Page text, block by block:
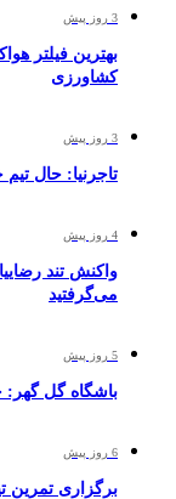
3 روز پیش
بهترین فیلتر
کشاورزی
3 روز پیش
تاجرنیا: حال
4 روز پیش
واکنش تند
می‌گرفتید
5 روز پیش
باشگاه گل گهر:
6 روز پیش
برگزاری تمرین